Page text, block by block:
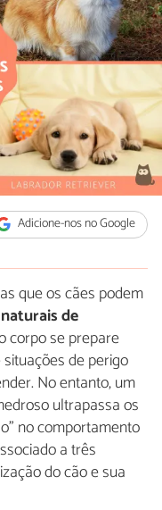
Adicione-nos no Google
que os cães podem
de
corpo se prepare
de perigo
No entanto, um
ultrapassa os
no comportamento
a três
do cão e sua